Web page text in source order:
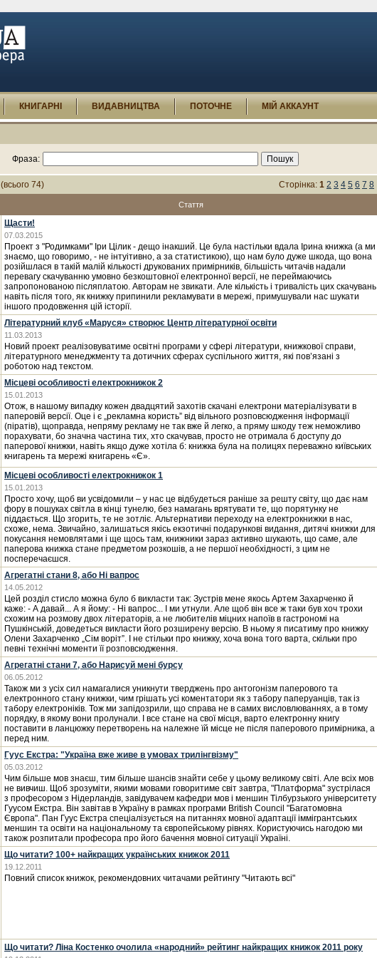
КНИГАРНІ ВИДАВНИЦТВА ПОТОЧНЕ МІЙ АККАУНТ
Фраза:
(всього 74) Сторінка: 1 2 3 4 5 6 7 8
Стаття
Щасти!
07.03.2015
Проект з "Родимками" Іри Цілик - дещо інакший. Це була настільки вдала Ірина книжка (а ми
знаємо, що говоримо, - не інтуітивно, а за статистикою), що нам було дуже шкода, що вона
розійшлася в такій малій кількості друкованих примірників, більшість читачів надали
перевагу скачуванню умовно безкоштовної електронної версії, не переймаючись
запропонованою післяплатою. Авторам не звикати. Але кількість і тривалість цих скачувань
навіть після того, як книжку припинили рекламувати в мережі, примушували нас шукати
іншого продовження цій історії.
Літературний клуб «Маруся» створює Центр літературної освіти
11.03.2013
Новий проект реалізовуватиме освітні програми у сфері літератури, книжкової справи,
літературного менеджменту та дотичних сферах суспільного життя, які пов’язані з
роботою над текстом.
Місцеві особливості електрокнижок 2
15.01.2013
Отож, в нашому випадку кожен двадцятий захотів скачані електрони матеріалізувати в
паперовій версії. Оце і є „рекламна користь” від вільного розповсюдження інформації
(піратів), щоправда, непряму рекламу не так вже й легко, а пряму шкоду теж неможливо
порахувати, бо значна частина тих, хто скачував, просто не отримала б доступу до
паперової книжки, навіть якщо дуже хотіла б: книжка була на полицях переважно київських
книгарень та мережі книгарень «Є».
Місцеві особливості електрокнижок 1
15.01.2013
Просто хочу, щоб ви усвідомили – у нас це відбудеться раніше за решту світу, що дає нам
фору в пошуках світла в кінці тунелю, без намагань врятувати те, що порятунку не
піддається. Що згорить, те не зотліє. Альтернативи переходу на електрокнижки в нас,
схоже, нема. Звичайно, залишаться якісь екзотичні подарункові видання, дитячі книжки для
покусання немовлятами і ще щось там, книжники зараз активно шукають, що саме, але
паперова книжка стане предметом розкошів, а не першої необхідності, з цим не
посперечаєшся.
Агрегатні стани 8, або Ні вапрос
14.05.2012
Цей розділ стисло можна було б викласти так: Зустрів мене якось Артем Захарченко й
каже: - А давай... А я йому: - Ні вапрос... І ми утнули. Але щоб він все ж таки був хоч трохи
схожим на розмову двох літераторів, а не любителів міцних напоїв в гастрономі на
Пушкінській, доведеться викласти його розширену версію. В ньому я писатиму про книжку
Олени Захарченко „Сім воріт”. І не стільки про книжку, хоча вона того варта, скільки про
певні технічні моменти її розповсюдження.
Агрегатні стани 7, або Нарисуй мені бурсу
06.05.2012
Також ми з усіх сил намагалися уникнути тверджень про антогонізм паперового та
електронного стану книжки, чим грішать усі коментатори як з табору паперуанців, так із
табору електроніків. Тож ми запідозрили, що справа не в самих висловлюваннях, а в тому
порядку, в якому вони пролунали. І все стане на свої місця, варто електронну книгу
поставити в ланцюжку перетворень на належне їй місце не після паперового примірника, а
перед ним.
Гуус Екстра: "Україна вже живе в умовах трилінгвізму"
05.03.2012
Чим більше мов знаєш, тим більше шансів знайти себе у цьому великому світі. Але всіх мов
не вивчиш. Щоб зрозуміти, якими мовами говоритиме світ завтра, "Платформа" зустрілася
з професором з Нідерландів, завідувачем кафедри мов і меншин Тілбурзького університету
Гуусом Екстра. Він завітав в Україну в рамках програми British Council "Багатомовна
Європа". Пан Гуус Екстра спеціалізується на питаннях мовної адаптації іммігрантських
меншин та освіти на національному та європейському рівнях. Користуючись нагодою ми
також розпитали професора про його бачення мовної ситуації Україні.
Що читати? 100+ найкращих українських книжок 2011
19.12.2011
Повний список книжок, рекомендовних читачами рейтингу "Читають всі"
Що читати? Ліна Костенко очолила «народний» рейтинг найкращих книжок 2011 року